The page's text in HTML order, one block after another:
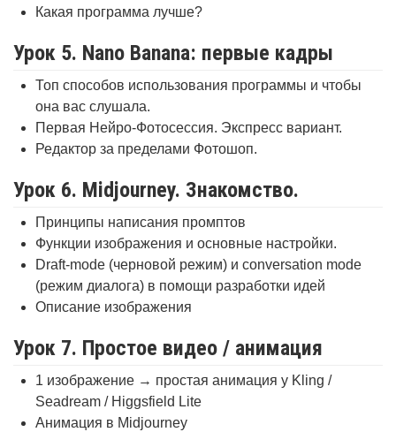
Какая программа лучше?
Урок 5. Nano Banana: первые кадры
Топ способов использования программы и чтобы
она вас слушала.
Первая Нейро-Фотосессия. Экспресс вариант.
Редактор за пределами Фотошоп.
Урок 6. Midjourney. Знакомство.
Принципы написания промптов
Функции изображения и основные настройки.
Draft-mode (черновой режим) и conversation mode
(режим диалога) в помощи разработки идей
Описание изображения
Урок 7. Простое видео / анимация
1 изображение → простая анимация у Kling /
Seadream / Higgsfield Lite
Анимация в Midjourney